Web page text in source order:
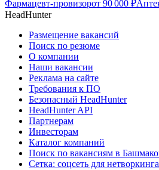
Фармацевт-провизорот 90 000 ₽
HeadHunter
Размещение вакансий
Поиск по резюме
О компании
Наши вакансии
Реклама на сайте
Требования к ПО
Безопасный HeadHunter
HeadHunter API
Партнерам
Инвесторам
Каталог компаний
Поиск по вакансиям в
Сетка: соцсеть для нетворкинга